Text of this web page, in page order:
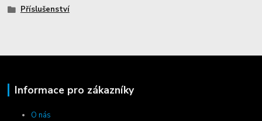
Příslušenství
Informace pro zákazníky
O nás